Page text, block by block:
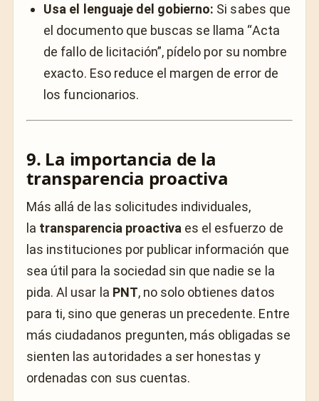
Usa el lenguaje del gobierno: Si sabes que
el documento que buscas se llama “Acta
de fallo de licitación”, pídelo por su nombre
exacto. Eso reduce el margen de error de
los funcionarios.
9. La importancia de la
transparencia proactiva
Más allá de las solicitudes individuales,
la transparencia proactiva es el esfuerzo de
las instituciones por publicar información que
sea útil para la sociedad sin que nadie se la
pida. Al usar la PNT, no solo obtienes datos
para ti, sino que generas un precedente. Entre
más ciudadanos pregunten, más obligadas se
sienten las autoridades a ser honestas y
ordenadas con sus cuentas.